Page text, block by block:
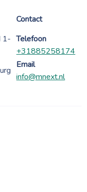
Contact
1- Telefoon
+31885258174
Email
info@mnext.nl